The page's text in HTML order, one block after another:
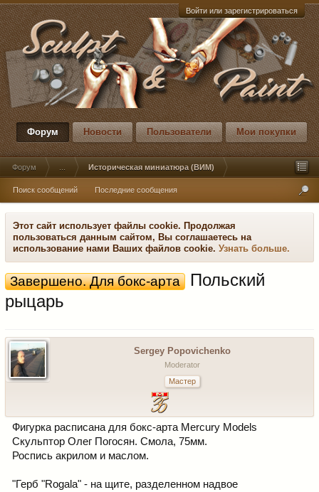
Войти или зарегистрироваться
Форум Новости Пользователи Мои покупки
Форум Историческая миниатюра (ВИМ)
Поиск сообщений Последние сообщения
Этот сайт использует файлы cookie. Продолжая
пользоваться данным сайтом, Вы соглашаетесь на
использование нами Ваших файлов cookie. Узнать больше.
Завершено. Для бокс-арта
Польский
рыцарь
Sergey Popovichenko
Moderator
Мастер
Фигурка расписана для бокс-арта Mercury Мodels
Скульптор Олег Погосян. Смола, 75мм.
Роспись акрилом и маслом.
"Герб "Rogala" - на щите, разделенном надвое